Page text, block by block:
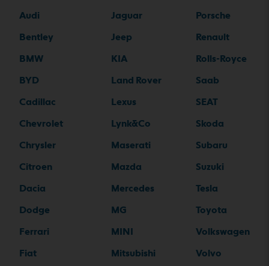
Audi
Bentley
BMW
BYD
Cadillac
Chevrolet
Chrysler
Citroen
Dacia
Dodge
Ferrari
Fiat
Jaguar
Jeep
KIA
Land Rover
Lexus
Lynk&Co
Maserati
Mazda
Mercedes
MG
MINI
Mitsubishi
Porsche
Renault
Rolls-Royce
Saab
SEAT
Skoda
Subaru
Suzuki
Tesla
Toyota
Volkswagen
Volvo